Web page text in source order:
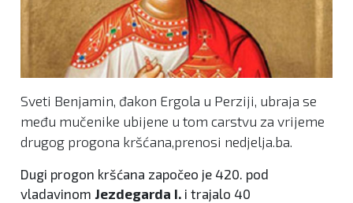
Sveti Benjamin, đakon Ergola u Perziji, ubraja se
među mučenike ubijene u tom carstvu za vrijeme
drugog progona kršćana,prenosi nedjelja.ba.
Dugi progon kršćana započeo je 420. pod
vladavinom Jezdegarda I. i trajalo 40